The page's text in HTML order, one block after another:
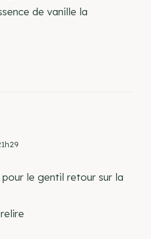
de vanille la
le gentil retour sur la